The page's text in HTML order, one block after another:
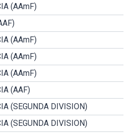
(AAmF)
(AAmF)
(AAmF)
(AAmF)
(AAF)
(SEGUNDA DIVISION)
(SEGUNDA DIVISION)